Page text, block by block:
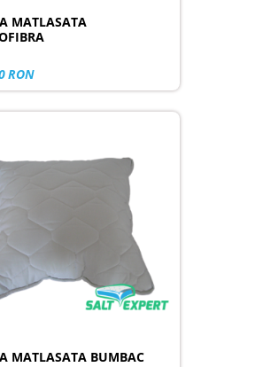
MATLASATA
RON
MATLASATA BUMBAC